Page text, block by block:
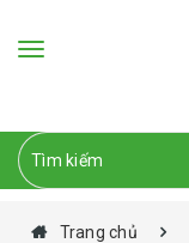
Toggle
Trang chủ